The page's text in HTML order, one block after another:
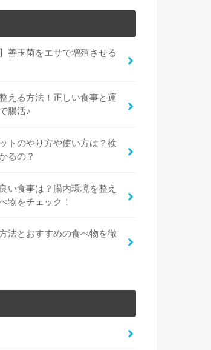
善玉菌をエサで増殖させる
える方法！正しい食事と運
腸活♪
トのやり方や使い方は？検
るの？
い食事は？腸内環境を整え
物をチェック！
法とおすすめの食べ物を徹